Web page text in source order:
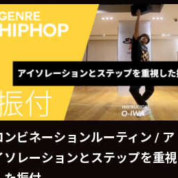
ンビネーションルーティン / ア
ソレーションとステップを重視